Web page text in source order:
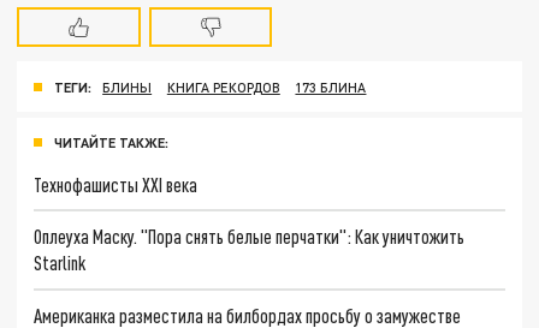
ТЕГИ: БЛИНЫ КНИГА РЕКОРДОВ 173 БЛИНА
ЧИТАЙТЕ ТАКЖЕ:
Технофашисты XXI века
Оплеуха Маску. "Пора снять белые перчатки": Как уничтожить
Starlink
Американка разместила на билбордах просьбу о замужестве